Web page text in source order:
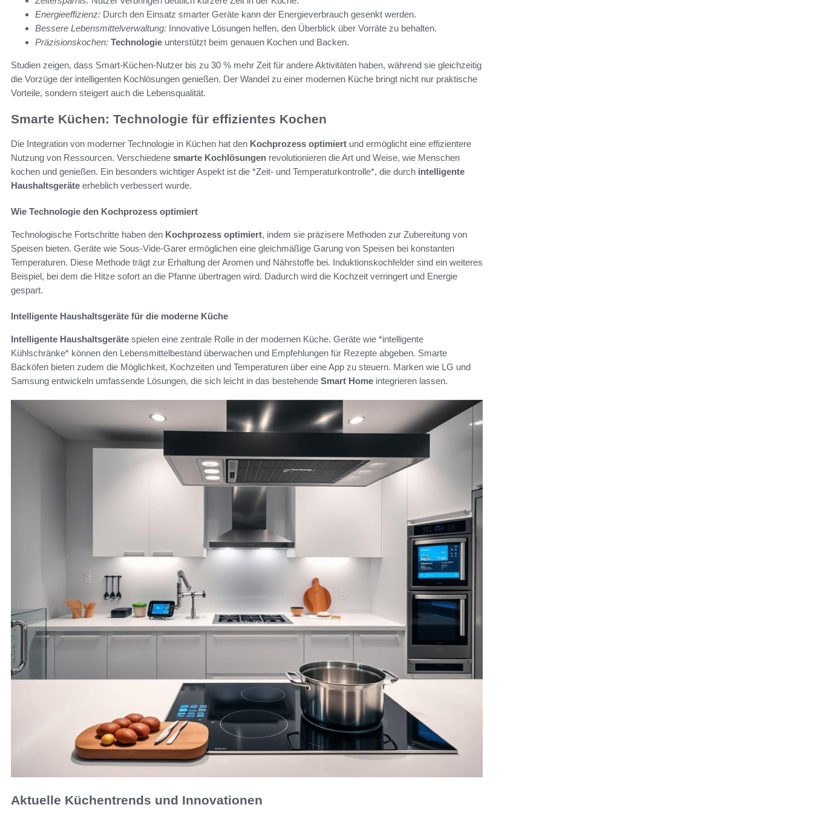
Energieeffizienz: Durch den Einsatz smarter Geräte kann der Energieverbrauch gesenkt werden.
Bessere Lebensmittelverwaltung: Innovative Lösungen helfen, den Überblick über Vorräte zu behalten.
Präzisionskochen: Technologie unterstützt beim genauen Kochen und Backen.
Studien zeigen, dass Smart-Küchen-Nutzer bis zu 30 % mehr Zeit für andere Aktivitäten haben, während sie gleichzeitig
die Vorzüge der intelligenten Kochlösungen genießen. Der Wandel zu einer modernen Küche bringt nicht nur praktische
Vorteile, sondern steigert auch die Lebensqualität.
Smarte Küchen: Technologie für effizientes Kochen
Die Integration von moderner Technologie in Küchen hat den Kochprozess optimiert und ermöglicht eine effizientere
Nutzung von Ressourcen. Verschiedene smarte Kochlösungen revolutionieren die Art und Weise, wie Menschen
kochen und genießen. Ein besonders wichtiger Aspekt ist die *Zeit- und Temperaturkontrolle*, die durch intelligente
Haushaltsgeräte erheblich verbessert wurde.
Wie Technologie den Kochprozess optimiert
Technologische Fortschritte haben den Kochprozess optimiert, indem sie präzisere Methoden zur Zubereitung von
Speisen bieten. Geräte wie Sous-Vide-Garer ermöglichen eine gleichmäßige Garung von Speisen bei konstanten
Temperaturen. Diese Methode trägt zur Erhaltung der Aromen und Nährstoffe bei. Induktionskochfelder sind ein weiteres
Beispiel, bei dem die Hitze sofort an die Pfanne übertragen wird. Dadurch wird die Kochzeit verringert und Energie
gespart.
Intelligente Haushaltsgeräte für die moderne Küche
Intelligente Haushaltsgeräte spielen eine zentrale Rolle in der modernen Küche. Geräte wie *intelligente
Kühlschränke* können den Lebensmittelbestand überwachen und Empfehlungen für Rezepte abgeben. Smarte
Backöfen bieten zudem die Möglichkeit, Kochzeiten und Temperaturen über eine App zu steuern. Marken wie LG und
Samsung entwickeln umfassende Lösungen, die sich leicht in das bestehende Smart Home integrieren lassen.
Aktuelle Küchentrends und Innovationen